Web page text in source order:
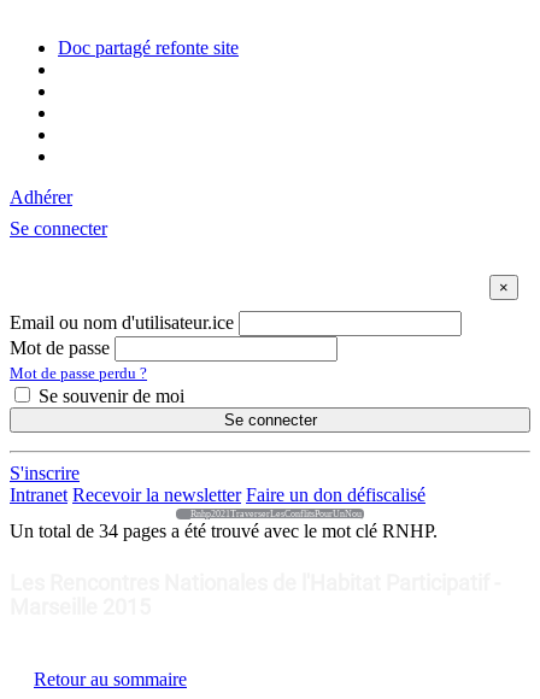
Doc partagé refonte site
Adhérer
Se connecter
Email ou nom d'utilisateur.ice
Mot de passe
Mot de passe perdu ?
Se souvenir de moi
Se connecter
S'inscrire
Intranet Recevoir la newsletter Faire un don défiscalisé
Rnhp2021TraverserLesConflitsPourUnNou
Un total de 34 pages a été trouvé avec le mot clé RNHP.
Retour au sommaire